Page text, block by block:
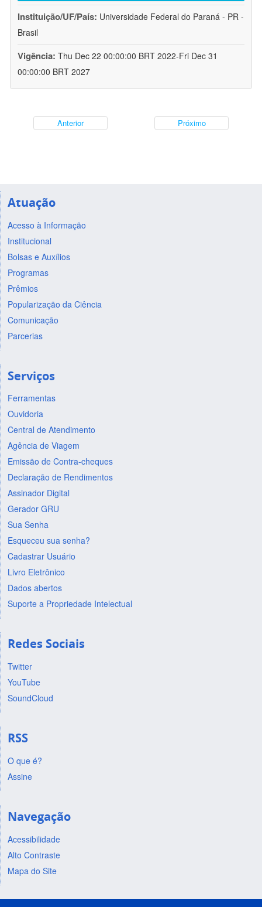
Instituição/UF/País: Universidade Federal do Paraná - PR -
Brasil
Vigência: Thu Dec 22 00:00:00 BRT 2022-Fri Dec 31
00:00:00 BRT 2027
Anterior Próximo
Atuação
Acesso à Informação
Institucional
Bolsas e Auxílios
Programas
Prêmios
Popularização da Ciência
Comunicação
Parcerias
Serviços
Ferramentas
Ouvidoria
Central de Atendimento
Agência de Viagem
Emissão de Contra-cheques
Declaração de Rendimentos
Assinador Digital
Gerador GRU
Sua Senha
Esqueceu sua senha?
Cadastrar Usuário
Livro Eletrônico
Dados abertos
Suporte a Propriedade Intelectual
Redes Sociais
Twitter
YouTube
SoundCloud
RSS
O que é?
Assine
Navegação
Acessibilidade
Alto Contraste
Mapa do Site